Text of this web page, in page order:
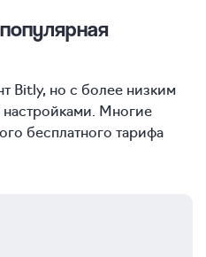
Bitly, но с более низким
Многие
бесплатного тарифа